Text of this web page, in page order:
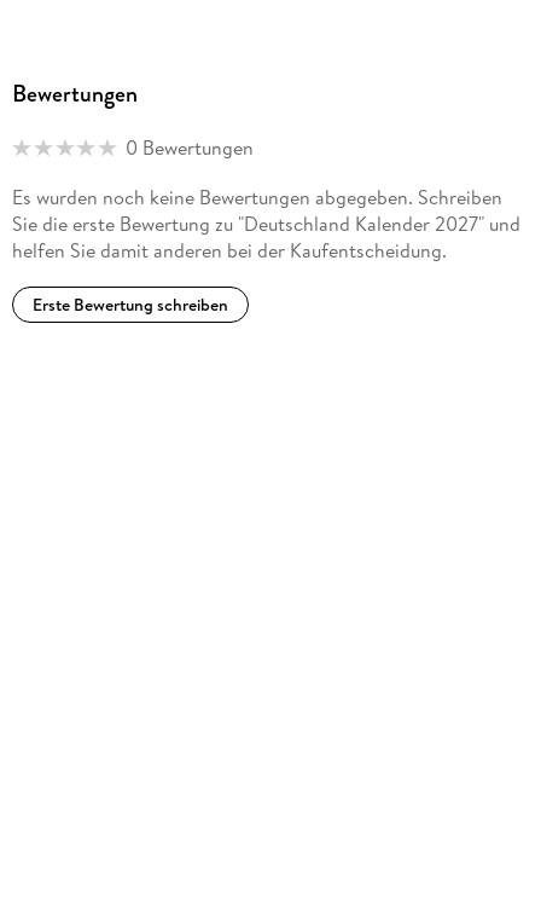
Bewertungen
0 Bewertungen
Es wurden noch keine Bewertungen abgegeben. Schreiben
Sie die erste Bewertung zu "Deutschland Kalender 2027" und
helfen Sie damit anderen bei der Kaufentscheidung.
Erste Bewertung schreiben